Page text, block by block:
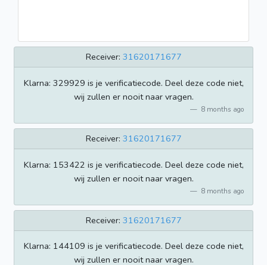
Receiver: 31620171677
Klarna: 329929 is je verificatiecode. Deel deze code niet,
wij zullen er nooit naar vragen.
8 months ago
Receiver: 31620171677
Klarna: 153422 is je verificatiecode. Deel deze code niet,
wij zullen er nooit naar vragen.
8 months ago
Receiver: 31620171677
Klarna: 144109 is je verificatiecode. Deel deze code niet,
wij zullen er nooit naar vragen.